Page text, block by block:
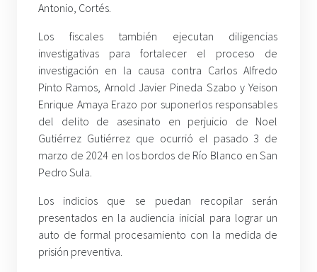
Antonio, Cortés.
Los fiscales también ejecutan diligencias
investigativas para fortalecer el proceso de
investigación en la causa contra Carlos Alfredo
Pinto Ramos, Arnold Javier Pineda Szabo y Yeison
Enrique Amaya Erazo por suponerlos responsables
del delito de asesinato en perjuicio de Noel
Gutiérrez Gutiérrez que ocurrió el pasado 3 de
marzo de 2024 en los bordos de Río Blanco en San
Pedro Sula.
Los indicios que se puedan recopilar serán
presentados en la audiencia inicial para lograr un
auto de formal procesamiento con la medida de
prisión preventiva.